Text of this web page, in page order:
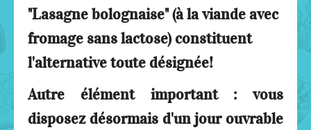
"Lasagne bolognaise" (à la viande avec
fromage sans lactose) constituent
l'alternative toute désignée!
Autre élément important : vous
disposez désormais d'un jour ouvrable